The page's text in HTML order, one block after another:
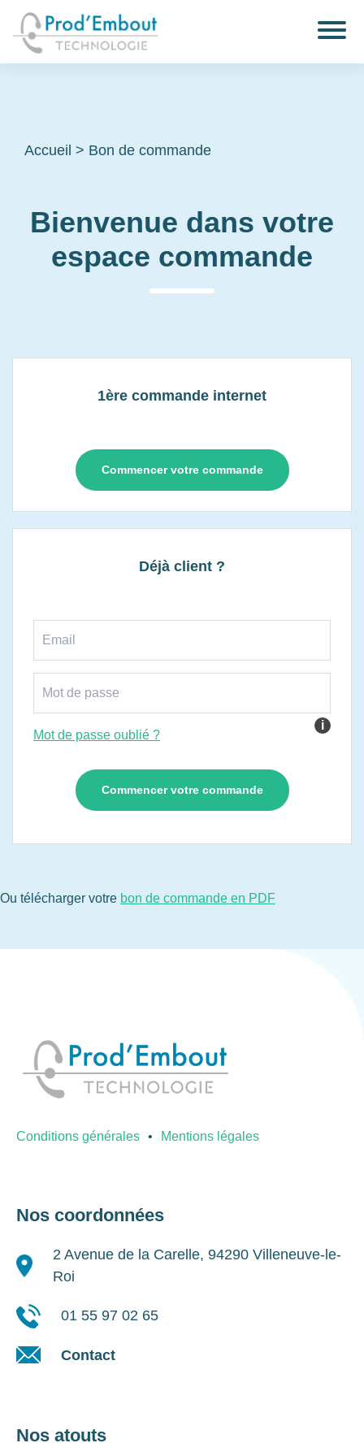
Accueil > Bon de commande
Bienvenue dans votre
espace commande
1ère commande internet
Commencer votre commande
Déjà client ?
i
Mot de passe oublié ?
Ou télécharger votre bon de commande en PDF
Conditions générales Mentions légales
Nos coordonnées
2 Avenue de la Carelle, 94290 Villeneuve-le-
Roi
01 55 97 02 65
Contact
Nos atouts